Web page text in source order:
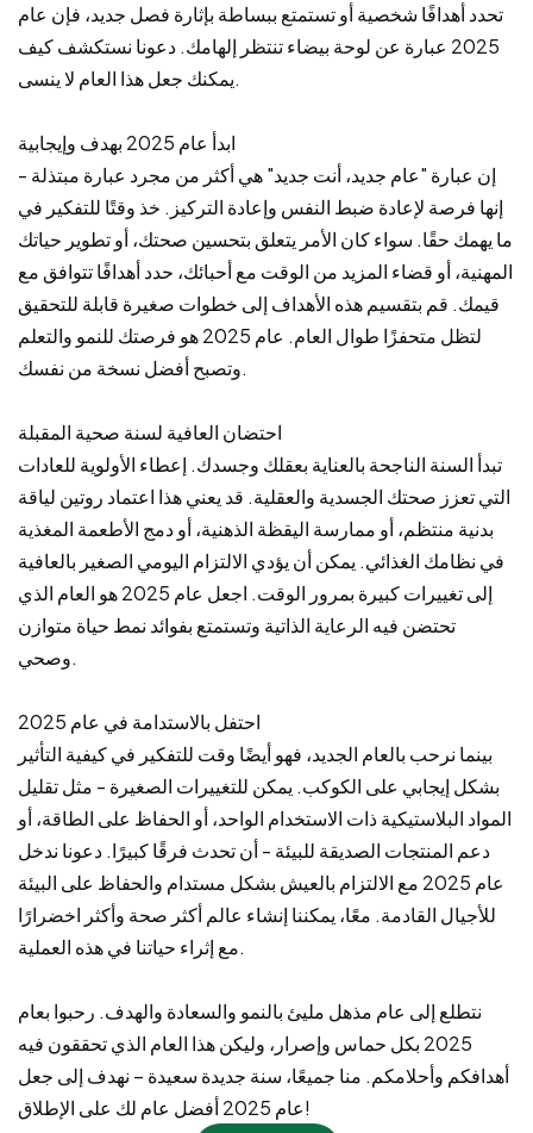
تحدد أهدافًا شخصية أو تستمتع ببساطة بإثارة فصل جديد، فإن عام
2025 عبارة عن لوحة بيضاء تنتظر إلهامك. دعونا نستكشف كيف
يمكنك جعل هذا العام لا ينسى.
ابدأ عام 2025 بهدف وإيجابية
إن عبارة "عام جديد، أنت جديد" هي أكثر من مجرد عبارة مبتذلة -
إنها فرصة لإعادة ضبط النفس وإعادة التركيز. خذ وقتًا للتفكير في
ما يهمك حقًا. سواء كان الأمر يتعلق بتحسين صحتك، أو تطوير حياتك
المهنية، أو قضاء المزيد من الوقت مع أحبائك، حدد أهدافًا تتوافق مع
قيمك. قم بتقسيم هذه الأهداف إلى خطوات صغيرة قابلة للتحقيق
لتظل متحفزًا طوال العام. عام 2025 هو فرصتك للنمو والتعلم
وتصبح أفضل نسخة من نفسك.
احتضان العافية لسنة صحية المقبلة
تبدأ السنة الناجحة بالعناية بعقلك وجسدك. إعطاء الأولوية للعادات
التي تعزز صحتك الجسدية والعقلية. قد يعني هذا اعتماد روتين لياقة
بدنية منتظم، أو ممارسة اليقظة الذهنية، أو دمج الأطعمة المغذية
في نظامك الغذائي. يمكن أن يؤدي الالتزام اليومي الصغير بالعافية
إلى تغييرات كبيرة بمرور الوقت. اجعل عام 2025 هو العام الذي
تحتضن فيه الرعاية الذاتية وتستمتع بفوائد نمط حياة متوازن
وصحي.
احتفل بالاستدامة في عام 2025
بينما نرحب بالعام الجديد، فهو أيضًا وقت للتفكير في كيفية التأثير
بشكل إيجابي على الكوكب. يمكن للتغييرات الصغيرة - مثل تقليل
المواد البلاستيكية ذات الاستخدام الواحد، أو الحفاظ على الطاقة، أو
دعم المنتجات الصديقة للبيئة - أن تحدث فرقًا كبيرًا. دعونا ندخل
عام 2025 مع الالتزام بالعيش بشكل مستدام والحفاظ على البيئة
للأجيال القادمة. معًا، يمكننا إنشاء عالم أكثر صحة وأكثر اخضرارًا
مع إثراء حياتنا في هذه العملية.
نتطلع إلى عام مذهل مليئ بالنمو والسعادة والهدف. رحبوا بعام
2025 بكل حماس وإصرار، وليكن هذا العام الذي تحققون فيه
أهدافكم وأحلامكم. منا جميعًا، سنة جديدة سعيدة – نهدف إلى جعل
عام 2025 أفضل عام لك على الإطلاق!